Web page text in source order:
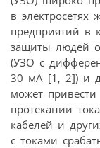
в
предприятий в
защиты людей
(УЗО с
30 мА [1, 2]) и
может
протекании
кабелей и
с токами